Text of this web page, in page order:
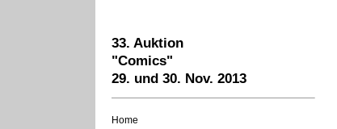
33. Auktion
"Comics"
29. und 30. Nov. 2013
Home